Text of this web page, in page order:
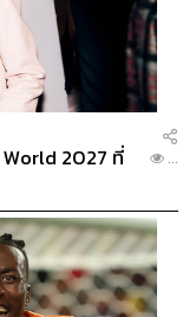
2027 ที่
...